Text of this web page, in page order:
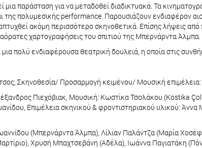
μια παράσταση για να μεταδοθεί διαδικτυακά. Τα
της πολυμεσικής performance. Παρουσιάζουν ενδιαφέρον
ακόμη περισσότερο σκηνοθετικά. Επίσης λήψεις
χαρτογραφήσεις του σπιτιού της Μπερνάρντα Άλμπα.
μια πολύ ενδιαφέρουσα θεατρική δουλειά, η οποία στις
Σκηνοθεσία/ Προσαρμογή κειμένου/ Μουσική επιμέλεια:
Πιεχόβιακ, Μουσική: Κωστίκα Τσολάκου (Kostika
Επιμέλεια σκηνικού & φροντιστηριακού υλικού:
(Μπερνάρντα Άλμπα), Λίλιαν Παλάντζα (Μαρία
Χρυσή Μπαχτσεβάνη (Αδέλα), Ιωάννα Παγιατάκη